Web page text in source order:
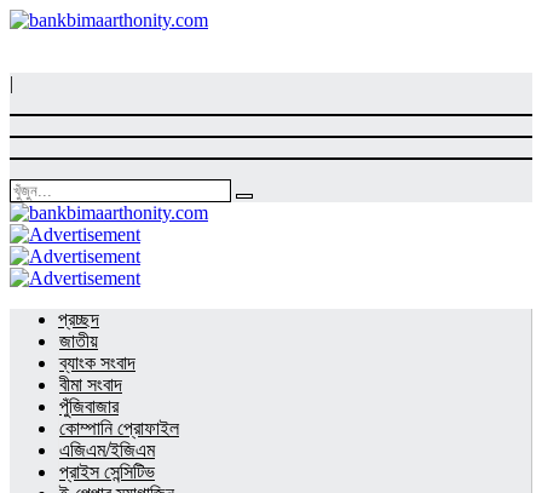
|
প্রচ্ছদ
জাতীয়
ব্যাংক সংবাদ
বীমা সংবাদ
পুঁজিবাজার
কোম্পানি প্রোফাইল
এজিএম/ইজিএম
প্রাইস সেন্সিটিভ